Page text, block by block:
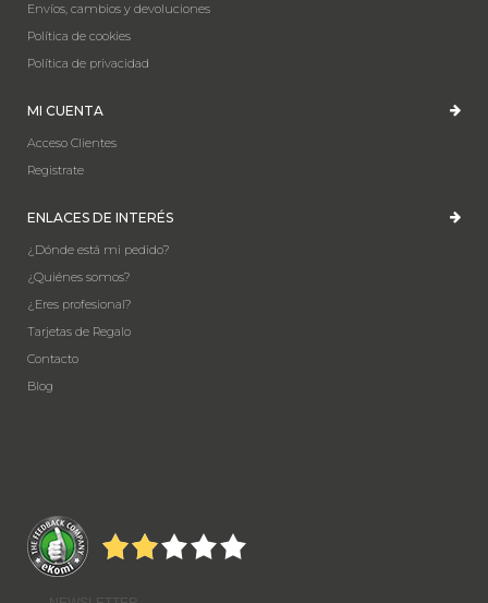
Envíos, cambios y devoluciones
Política de cookies
Política de privacidad
MI CUENTA
Acceso Clientes
Registrate
ENLACES DE INTERÉS
¿Dónde está mi pedido?
¿Quiénes somos?
¿Eres profesional?
Tarjetas de Regalo
Contacto
Blog